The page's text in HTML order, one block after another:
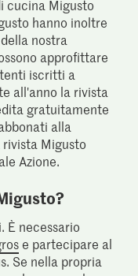
cucina Migusto
hanno inoltre
nostra
approfittare
iscritti a
all'anno la rivista
gratuitamente
alla
Migusto
Azione.
È necessario
e partecipare al
Se nella propria